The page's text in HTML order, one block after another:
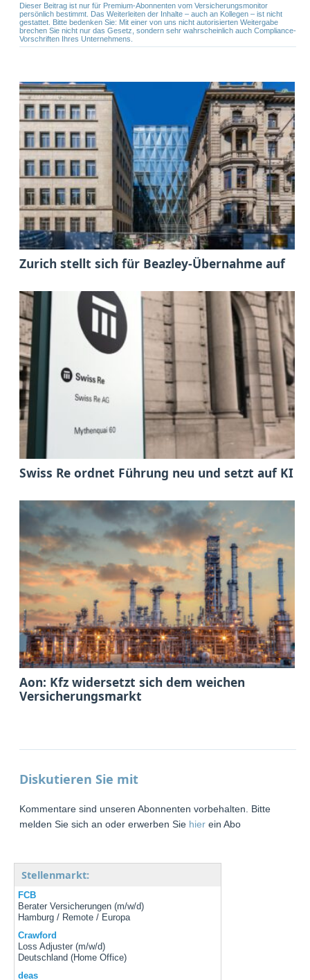
Dieser Beitrag ist nur für Premium-Abonnenten vom Versicherungsmonitor
persönlich bestimmt. Das Weiterleiten der Inhalte – auch an Kollegen – ist nicht
gestattet. Bitte bedenken Sie: Mit einer von uns nicht autorisierten Weitergabe
brechen Sie nicht nur das Gesetz, sondern sehr wahrscheinlich auch Compliance-
Vorschriften Ihres Unternehmens.
Zurich stellt sich für Beazley-Übernahme auf
Swiss Re ordnet Führung neu und setzt auf KI
Aon: Kfz widersetzt sich dem weichen
Versicherungsmarkt
Diskutieren Sie mit
Kommentare sind unseren Abonnenten vorbehalten. Bitte
melden Sie sich an oder erwerben Sie hier ein Abo
Stellenmarkt:
FCB
Berater Versicherungen (m/w/d)
Hamburg / Remote / Europa
Crawford
Loss Adjuster (m/w/d)
Deutschland (Home Office)
deas